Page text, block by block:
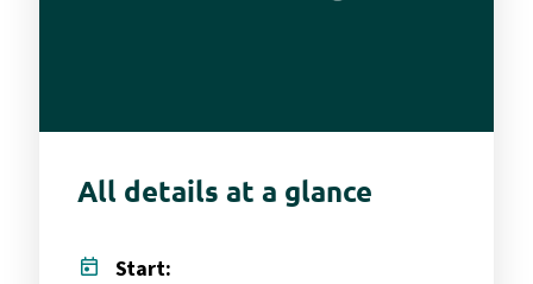
All details at a glance
today
Start: